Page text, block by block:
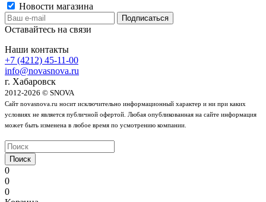
Новости магазина
Оставайтесь на связи
Наши контакты
+7 (4212) 45-11-00
info@novasnova.ru
г. Хабаровск
2012-2026 © SNOVA
Сайт novasnova.ru носит исключительно информационный характер и ни при каких
условиях не является публичной офертой. Любая опубликованная на сайте информация
может быть изменена в любое время по усмотрению компании.
Поиск
0
0
0